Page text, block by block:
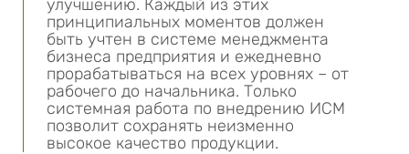
улучшению. Каждый из этих
принципиальных моментов должен
быть учтен в системе менеджмента
бизнеса предприятия и ежедневно
прорабатываться на всех уровнях – от
рабочего до начальника. Только
системная работа по внедрению ИСМ
позволит сохранять неизменно
высокое качество продукции.